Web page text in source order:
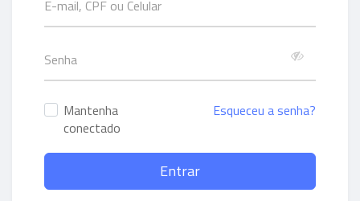
Mantenha
conectado
Esqueceu a senha?
Entrar